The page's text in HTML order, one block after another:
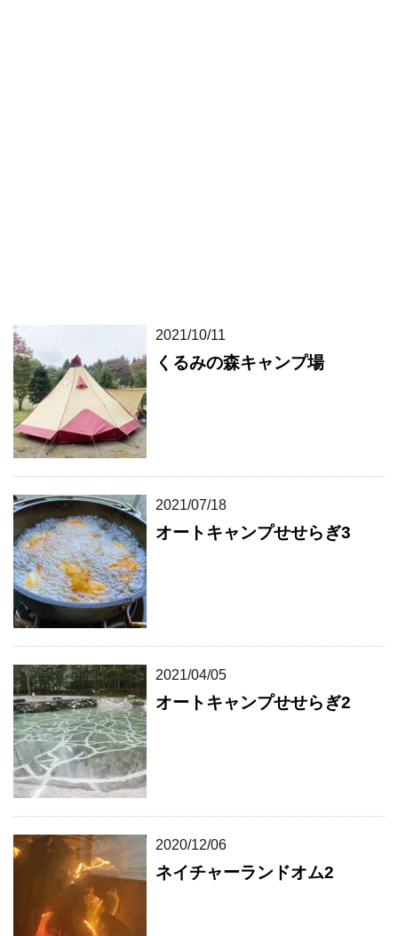
2021/10/11
くるみの森キャンプ場
2021/07/18
オートキャンプせせらぎ3
2021/04/05
オートキャンプせせらぎ2
2020/12/06
ネイチャーランドオム2